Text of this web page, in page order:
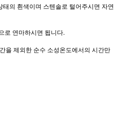
의 흰색이며 스텐솔로 털어주시면 자연
로 연마하시면 됩니다.
을 제외한 순수 소성온도에서의 시간만